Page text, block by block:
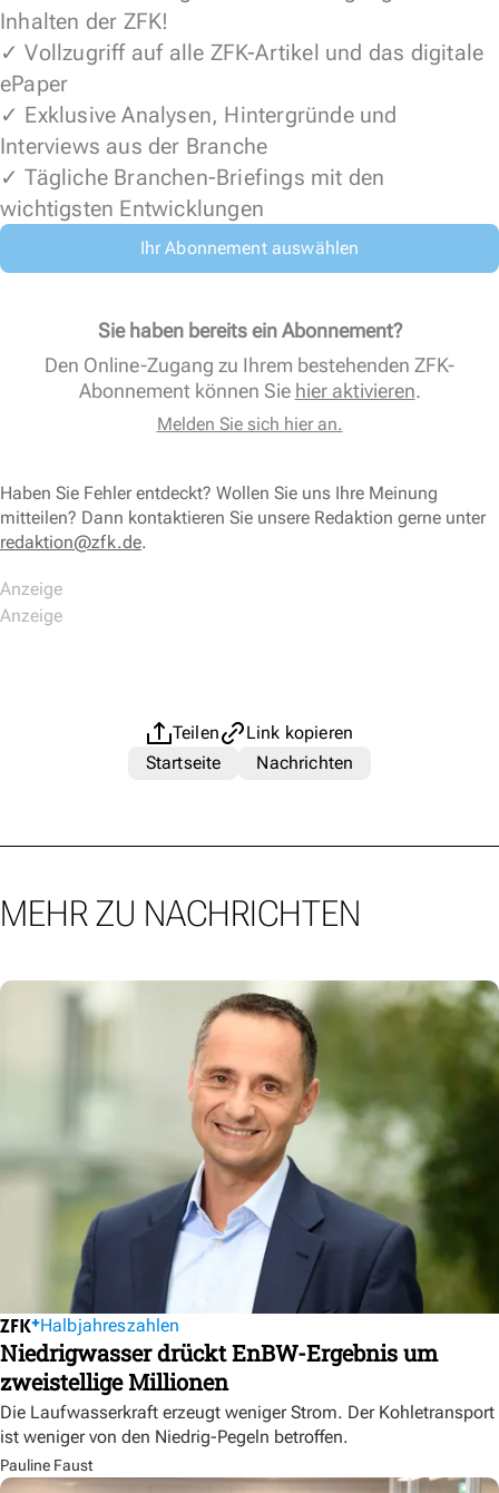
Inhalten der ZFK!
✓ Vollzugriff auf alle ZFK-Artikel und das digitale
ePaper
✓ Exklusive Analysen, Hintergründe und
Interviews aus der Branche
✓ Tägliche Branchen-Briefings mit den
wichtigsten Entwicklungen
Ihr Abonnement auswählen
Sie haben bereits ein Abonnement?
Den Online-Zugang zu Ihrem bestehenden ZFK-
Abonnement können Sie hier aktivieren.
Melden Sie sich hier an.
Haben Sie Fehler entdeckt? Wollen Sie uns Ihre Meinung
mitteilen? Dann kontaktieren Sie unsere Redaktion gerne unter
redaktion@zfk.de.
Teilen
Link kopieren
Startseite
Nachrichten
MEHR ZU NACHRICHTEN
Halbjahreszahlen
Niedrigwasser drückt EnBW-Ergebnis um
zweistellige Millionen
Die Laufwasserkraft erzeugt weniger Strom. Der Kohletransport
ist weniger von den Niedrig-Pegeln betroffen.
Pauline Faust